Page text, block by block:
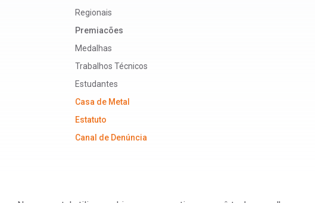
Regionais
Premiacões
Medalhas
Trabalhos Técnicos
Estudantes
Casa de Metal
Estatuto
Canal de Denúncia